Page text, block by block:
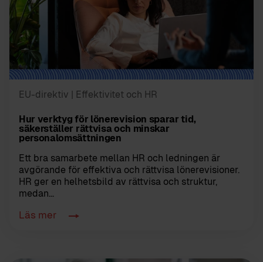
EU-direktiv | Effektivitet och HR
Hur verktyg för lönerevision sparar tid,
säkerställer rättvisa och minskar
personalomsättningen
Ett bra samarbete mellan HR och ledningen är
avgörande för effektiva och rättvisa lönerevisioner.
HR ger en helhetsbild av rättvisa och struktur,
medan...
Läs mer